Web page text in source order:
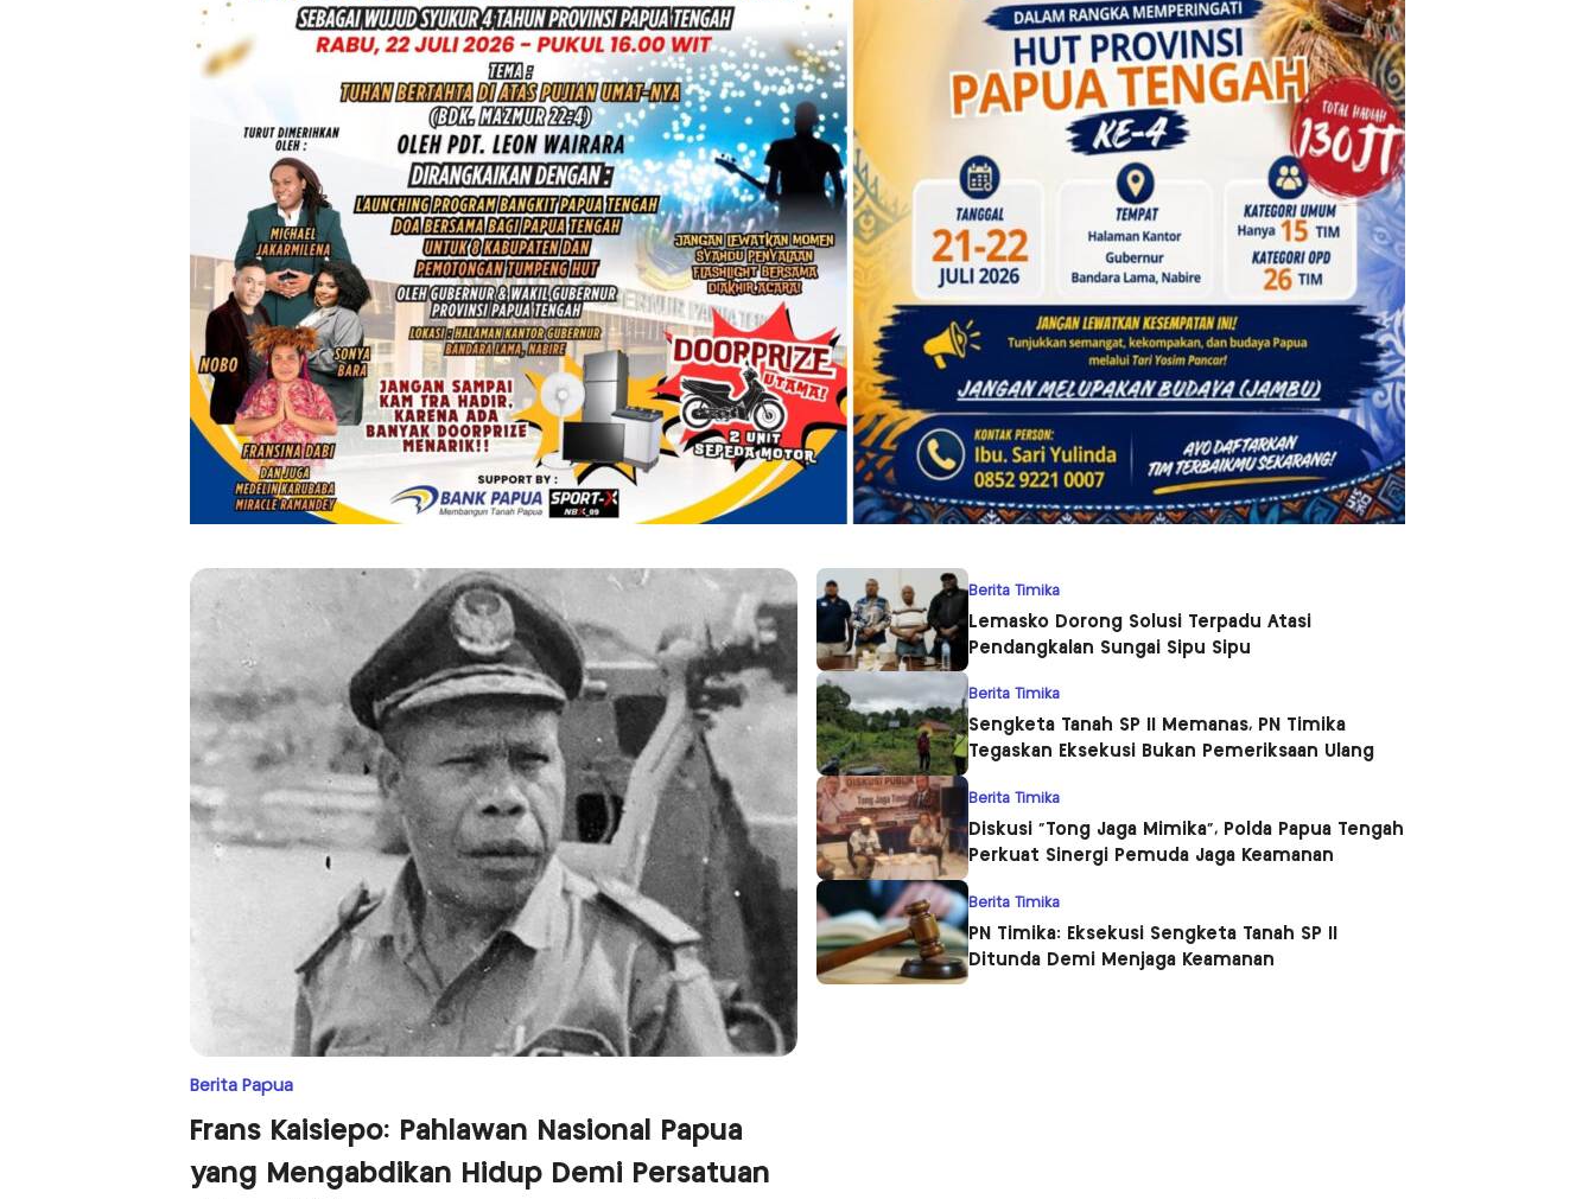
Berita Papua
Frans Kaisiepo: Pahlawan Nasional Papua
yang Mengabdikan Hidup Demi Persatuan
Berita Timika
Lemasko Dorong Solusi Terpadu Atasi
Pendangkalan Sungai Sipu Sipu
Berita Timika
Sengketa Tanah SP II Memanas, PN Timika
Tegaskan Eksekusi Bukan Pemeriksaan Ulang
Berita Timika
Diskusi “Tong Jaga Mimika”, Polda Papua Tengah
Perkuat Sinergi Pemuda Jaga Keamanan
Berita Timika
PN Timika: Eksekusi Sengketa Tanah SP II
Ditunda Demi Menjaga Keamanan